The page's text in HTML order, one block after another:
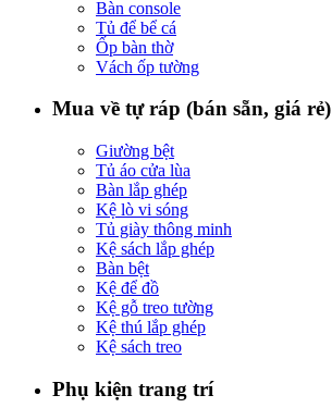
Bàn console
Tủ để bể cá
Ốp bàn thờ
Vách ốp tường
Mua về tự ráp (bán sẵn, giá rẻ)
Giường bệt
Tủ áo cửa lùa
Bàn lắp ghép
Kệ lò vi sóng
Tủ giày thông minh
Kệ sách lắp ghép
Bàn bệt
Kệ để đồ
Kệ gỗ treo tường
Kệ thú lắp ghép
Kệ sách treo
Phụ kiện trang trí